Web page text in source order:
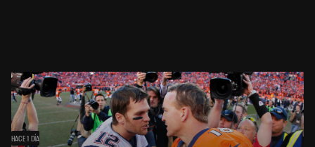
HACE 1 DÍA